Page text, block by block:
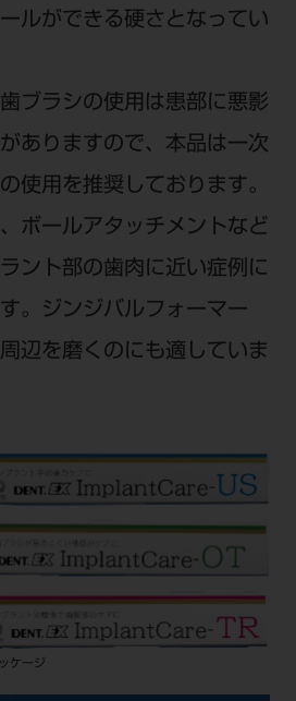
ルができる硬さとなってい
ブラシの使用は患部に悪影
ありますので、本品は一次
使用を推奨しております。
ボールアタッチメントなど
ント部の歯肉に近い症例に
。ジンジバルフォーマー
辺を磨くのにも適していま
ケージ